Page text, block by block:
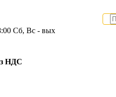
Сб, Вс - вых
НДС